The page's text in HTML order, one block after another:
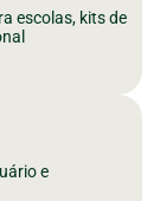
escolas, kits de
e